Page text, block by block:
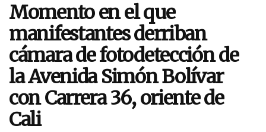
Momento en el que
manifestantes derriban
cámara de fotodetección de
la Avenida Simón Bolívar
con Carrera 36, oriente de
Cali